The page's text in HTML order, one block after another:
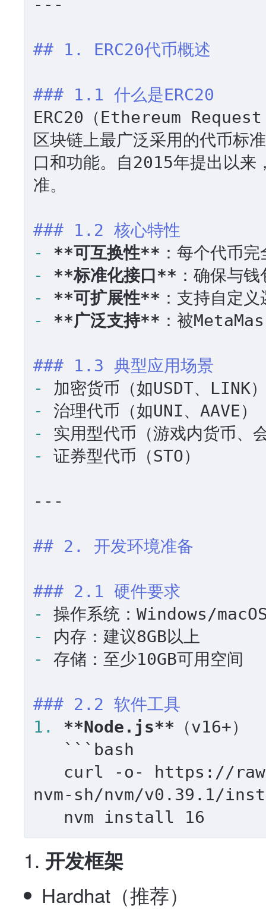
---
## 1. ERC20代币概述
### 1.1 什么是ERC20
ERC20（Ethereum
区块链上最广泛采用的代币标
口和功能。自2015年提出以来
准。
### 1.2 核心特性
-
**可互换性**
-
**标准化接口**
-
**可扩展性**
-
**广泛支持** ：被
### 1.3 典型应用场景
-
-
-
-
证券型代币（STO）
---
## 2. 开发环境准备
### 2.1 硬件要求
-
-
-
存储：至少10GB可用空间
### 2.2 软件工具
1.
**Node.js** （v16+）
```bash
nvm-sh/nvm/v0.39.1/
开发框架
Hardhat（推荐）